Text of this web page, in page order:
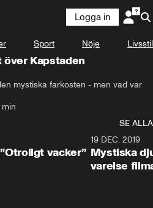
Logga in
Sport Nöje Livsstil
över Kapstaden
mystiska farkosten - men vad var
SE ALLA
vacker”
19 DEC. 2019
Mystiska
varelse